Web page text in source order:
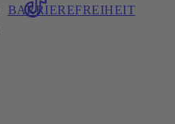
BARRIEREFREIHEIT